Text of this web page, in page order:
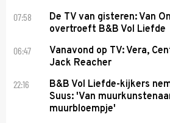
07:58
De TV van gisteren: Van
overtroeft B&B Vol Liefde
06:47
Vanavond op TV: Vera,
Jack Reacher
22:16
B&B Vol Liefde-kijkers
Suus: 'Van
muurbloempje'